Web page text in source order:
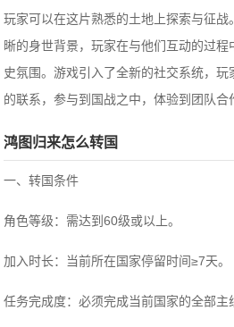
玩家可以在这片熟悉的土地上探索与征
晰的身世背景，玩家在与他们互动的过
史氛围。游戏引入了全新的社交系统，
的联系，参与到国战之中，体验到团队合
鸿图归来怎么转国
一、转国条件
‌角色等级‌：需达到60级或以上‌。
‌加入时长‌：当前所在国家停留时间≥7天‌。
任务完成度‌：必须完成当前国家的全部主